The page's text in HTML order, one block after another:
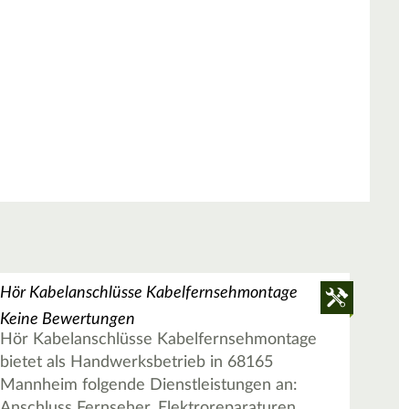
Hör Kabelanschlüsse Kabelfernsehmontage
Keine Bewertungen
Hör Kabelanschlüsse Kabelfernsehmontage
bietet als Handwerksbetrieb in 68165
Mannheim folgende Dienstleistungen an: